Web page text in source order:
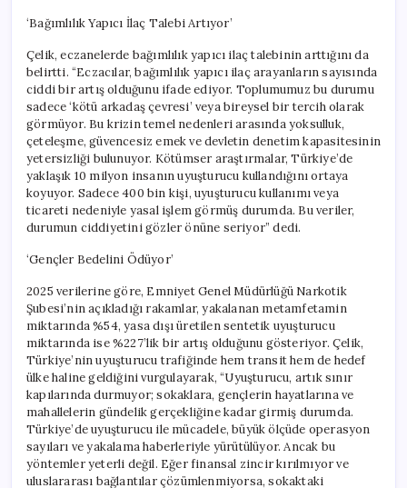
‘Bağımlılık Yapıcı İlaç Talebi Artıyor’
Çelik, eczanelerde bağımlılık yapıcı ilaç talebinin arttığını da
belirtti. “Eczacılar, bağımlılık yapıcı ilaç arayanların sayısında
ciddi bir artış olduğunu ifade ediyor. Toplumumuz bu durumu
sadece ‘kötü arkadaş çevresi’ veya bireysel bir tercih olarak
görmüyor. Bu krizin temel nedenleri arasında yoksulluk,
çeteleşme, güvencesiz emek ve devletin denetim kapasitesinin
yetersizliği bulunuyor. Kötümser araştırmalar, Türkiye’de
yaklaşık 10 milyon insanın uyuşturucu kullandığını ortaya
koyuyor. Sadece 400 bin kişi, uyuşturucu kullanımı veya
ticareti nedeniyle yasal işlem görmüş durumda. Bu veriler,
durumun ciddiyetini gözler önüne seriyor” dedi.
‘Gençler Bedelini Ödüyor’
2025 verilerine göre, Emniyet Genel Müdürlüğü Narkotik
Şubesi’nin açıkladığı rakamlar, yakalanan metamfetamin
miktarında %54, yasa dışı üretilen sentetik uyuşturucu
miktarında ise %227’lik bir artış olduğunu gösteriyor. Çelik,
Türkiye’nin uyuşturucu trafiğinde hem transit hem de hedef
ülke haline geldiğini vurgulayarak, “Uyuşturucu, artık sınır
kapılarında durmuyor; sokaklara, gençlerin hayatlarına ve
mahallelerin gündelik gerçekliğine kadar girmiş durumda.
Türkiye’de uyuşturucu ile mücadele, büyük ölçüde operasyon
sayıları ve yakalama haberleriyle yürütülüyor. Ancak bu
yöntemler yeterli değil. Eğer finansal zincir kırılmıyor ve
uluslararası bağlantılar çözümlenmiyorsa, sokaktaki